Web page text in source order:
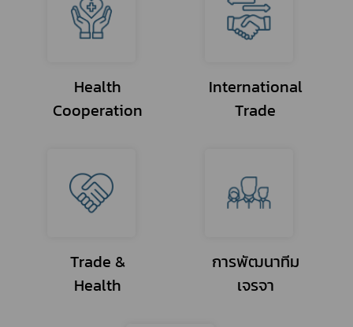
Health
Cooperation
International
Trade
Trade &
Health
การพัฒนาทีม
เจรจา